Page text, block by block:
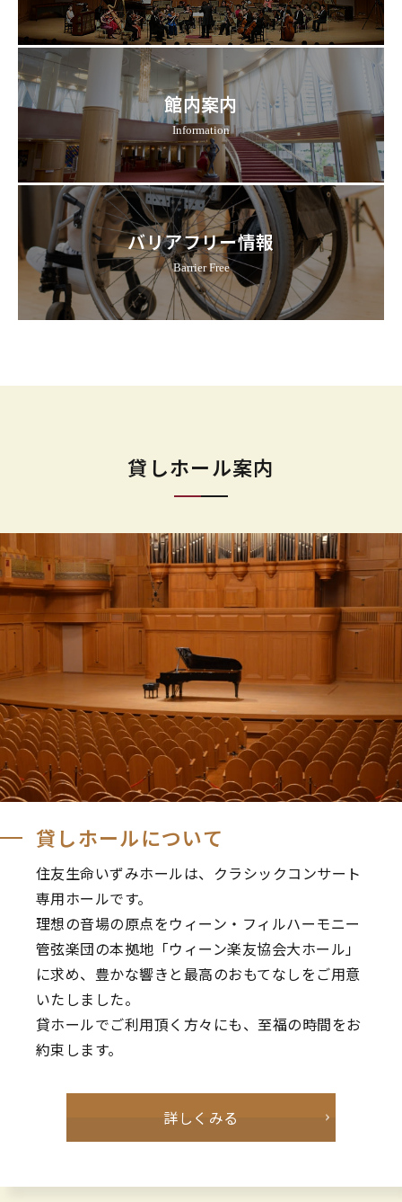
館内案内
Information
バリアフリー情報
Barrier Free
貸しホール案内
貸しホールについて
住友生命いずみホールは、クラシックコンサート
専用ホールです。
理想の音場の原点をウィーン・フィルハーモニー
管弦楽団の本拠地「ウィーン楽友協会大ホール」
に求め、豊かな響きと最高のおもてなしをご用意
いたしました。
貸ホールでご利用頂く方々にも、至福の時間をお
約束します。
詳しくみる